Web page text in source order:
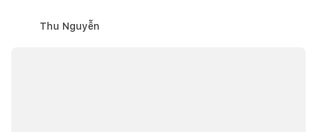
Thu Nguyễn